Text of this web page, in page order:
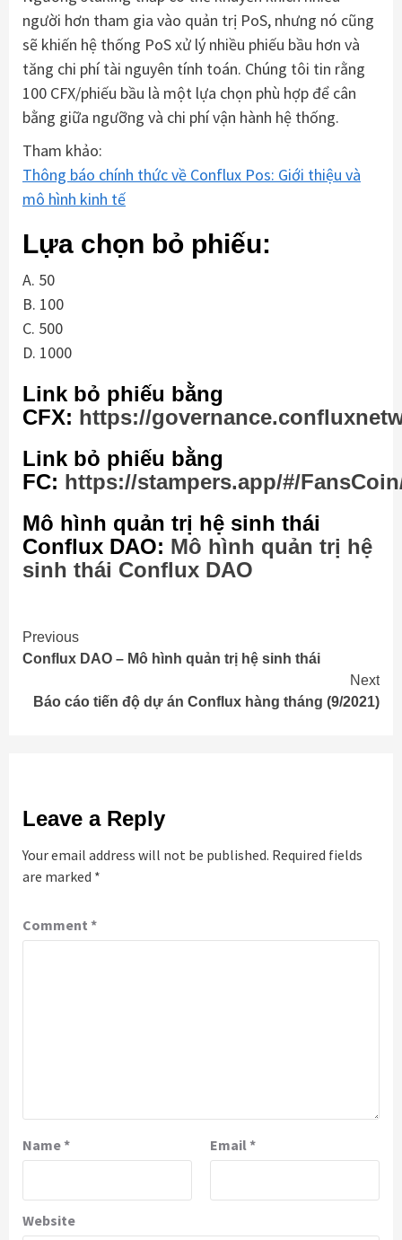
người hơn tham gia vào quản trị PoS, nhưng nó cũng
sẽ khiến hệ thống PoS xử lý nhiều phiếu bầu hơn và
tăng chi phí tài nguyên tính toán. Chúng tôi tin rằng
100 CFX/phiếu bầu là một lựa chọn phù hợp để cân
bằng giữa ngưỡng và chi phí vận hành hệ thống.
Tham khảo:
Thông báo chính thức về Conflux Pos: Giới thiệu và
mô hình kinh tế
Lựa chọn bỏ phiếu:
A. 50
B. 100
C. 500
D. 1000
Link bỏ phiếu bằng
CFX: https://
Link bỏ phiếu bằng
FC: https://stampers.app/#/
Mô hình quản trị hệ sinh thái
Conflux DAO: Mô hình quản trị hệ
sinh thái Conflux DAO
Continue
Reading
Previous
Conflux DAO – Mô hình quản trị hệ sinh thái
Next
Báo cáo tiến độ dự án Conflux hàng tháng (9/2021)
Leave a Reply
Your email address will not be published. Required fields
are marked *
Comment *
Name* Email *
Website